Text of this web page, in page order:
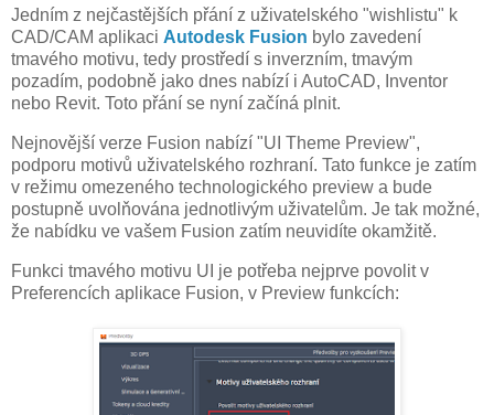
Jedním z nejčastějších přání z uživatelského "wishlistu" k
CAD/CAM aplikaci Autodesk Fusion bylo zavedení
tmavého motivu, tedy prostředí s inverzním, tmavým
pozadím, podobně jako dnes nabízí i AutoCAD, Inventor
nebo Revit. Toto přání se nyní začíná plnit.
Nejnovější verze Fusion nabízí "UI Theme Preview",
podporu motivů uživatelského rozhraní. Tato funkce je zatím
v režimu omezeného technologického preview a bude
postupně uvolňována jednotlivým uživatelům. Je tak možné,
že nabídku ve vašem Fusion zatím neuvidíte okamžitě.
Funkci tmavého motivu UI je potřeba nejprve povolit v
Preferencích aplikace Fusion, v Preview funkcích: